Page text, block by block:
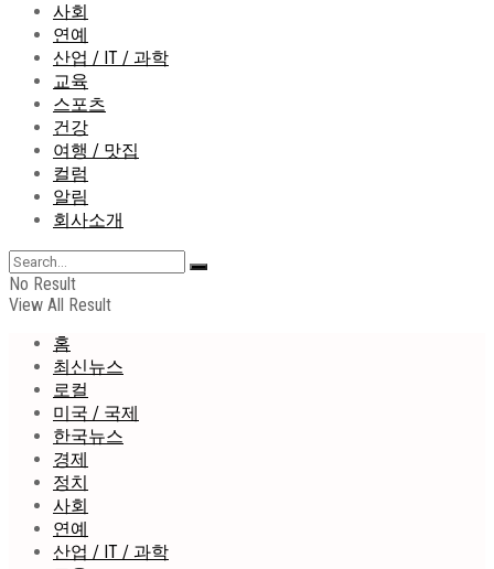
사회
연예
산업 / IT / 과학
교육
스포츠
건강
여행 / 맛집
컬럼
알림
회사소개
No Result
View All Result
홈
최신뉴스
로컬
미국 / 국제
한국뉴스
경제
정치
사회
연예
산업 / IT / 과학